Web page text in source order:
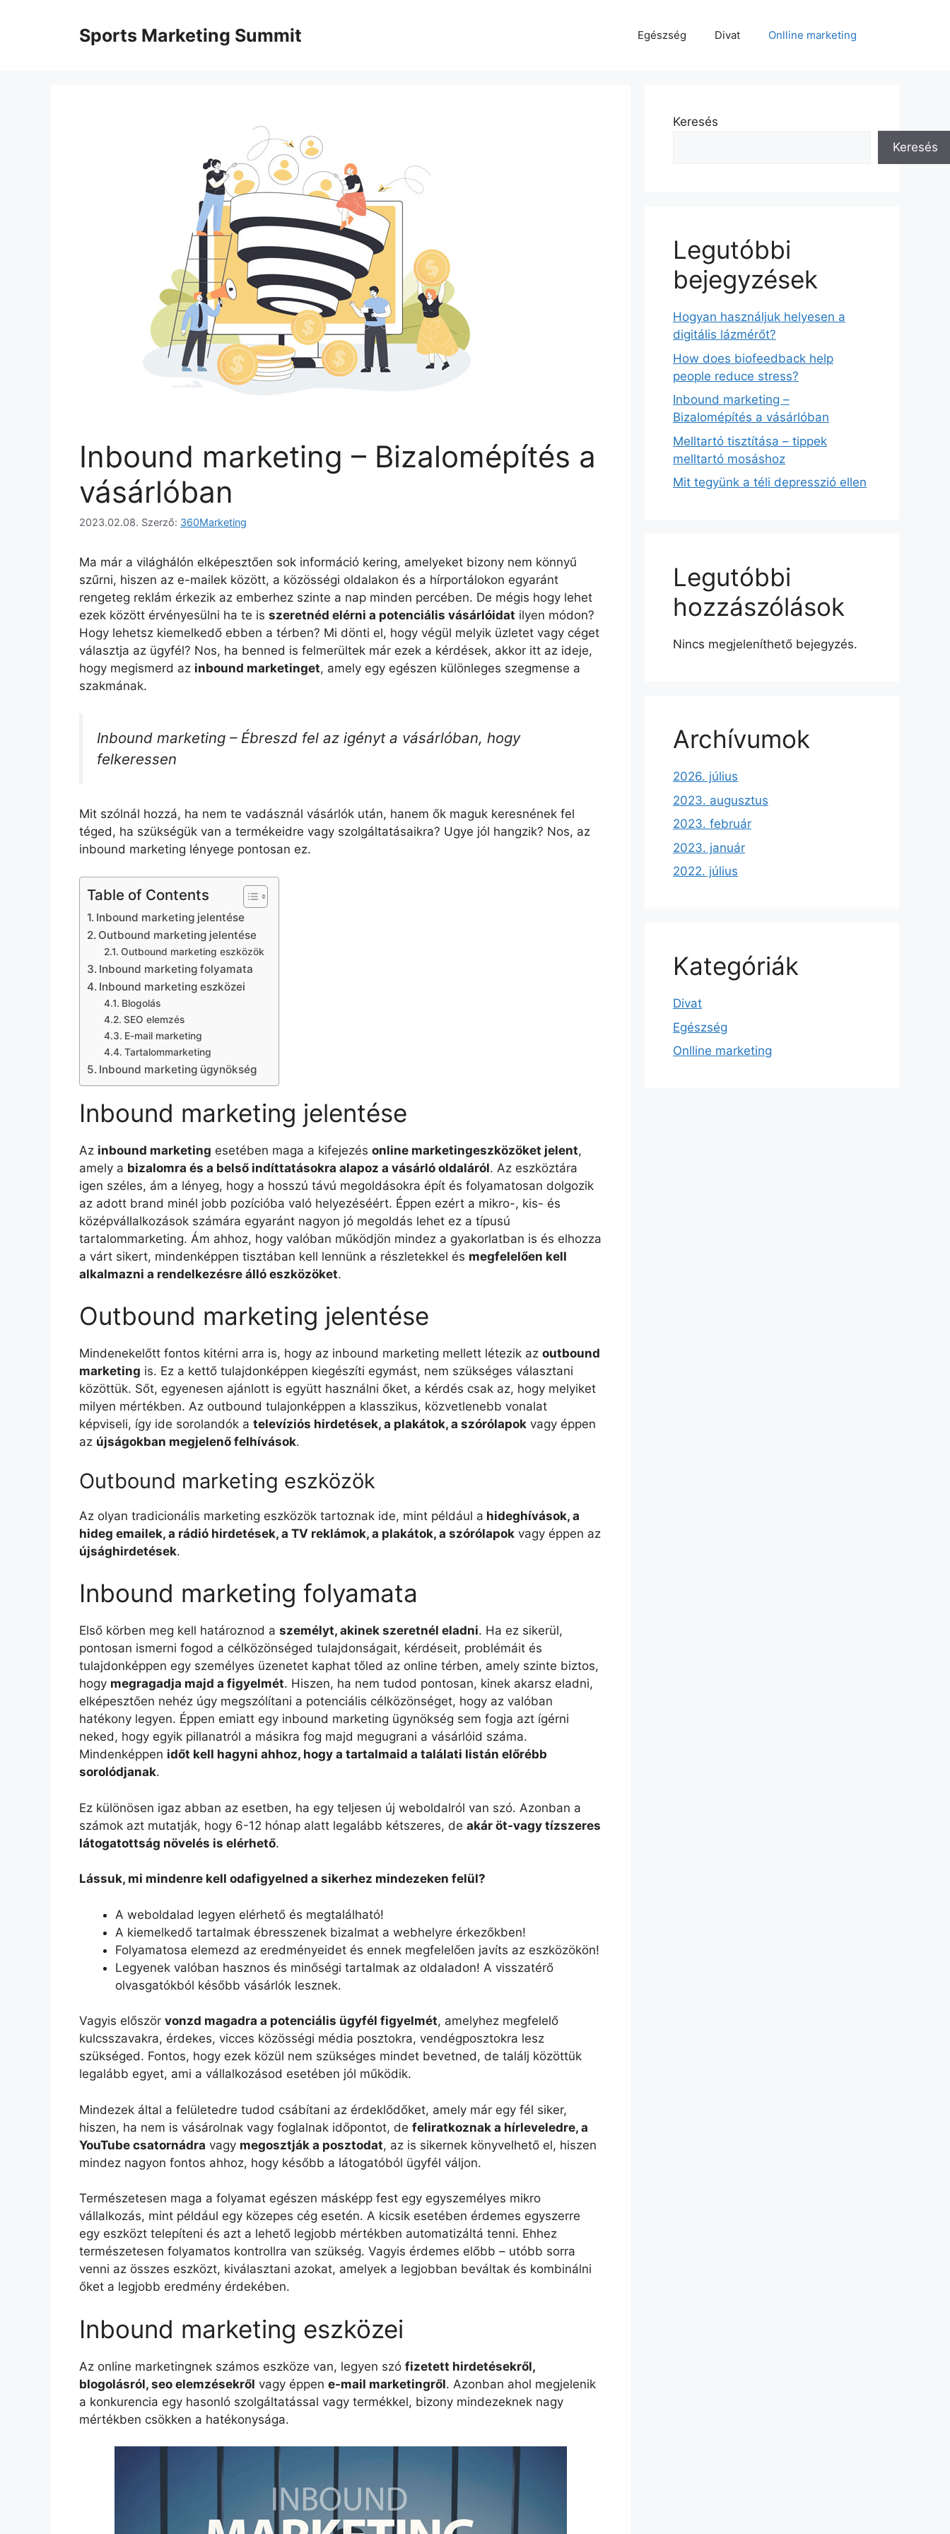
Sports Marketing Summit Egészség Divat Onlline marketing
Inbound marketing – Bizalomépítés a
vásárlóban
2023.02.08. Szerző: 360Marketing
Ma már a világhálón elképesztően sok információ kering, amelyeket bizony nem könnyű
szűrni, hiszen az e-mailek között, a közösségi oldalakon és a hírportálokon egyaránt
rengeteg reklám érkezik az emberhez szinte a nap minden percében. De mégis hogy lehet
ezek között érvényesülni ha te is szeretnéd elérni a potenciális vásárlóidat ilyen módon?
Hogy lehetsz kiemelkedő ebben a térben? Mi dönti el, hogy végül melyik üzletet vagy céget
választja az ügyfél? Nos, ha benned is felmerültek már ezek a kérdések, akkor itt az ideje,
hogy megismerd az inbound marketinget, amely egy egészen különleges szegmense a
szakmának.
Inbound marketing – Ébreszd fel az igényt a vásárlóban, hogy
felkeressen
Mit szólnál hozzá, ha nem te vadásznál vásárlók után, hanem ők maguk keresnének fel
téged, ha szükségük van a termékeidre vagy szolgáltatásaikra? Ugye jól hangzik? Nos, az
inbound marketing lényege pontosan ez.
Table of Contents
Inbound marketing jelentése
Outbound marketing jelentése
Outbound marketing eszközök
Inbound marketing folyamata
Inbound marketing eszközei
Blogolás
SEO elemzés
E-mail marketing
Tartalommarketing
Inbound marketing ügynökség
Inbound marketing jelentése
Az inbound marketing esetében maga a kifejezés online marketingeszközöket jelent,
amely a bizalomra és a belső indíttatásokra alapoz a vásárló oldaláról. Az eszköztára
igen széles, ám a lényeg, hogy a hosszú távú megoldásokra épít és folyamatosan dolgozik
az adott brand minél jobb pozícióba való helyezéséért. Éppen ezért a mikro-, kis- és
középvállalkozások számára egyaránt nagyon jó megoldás lehet ez a típusú
tartalommarketing. Ám ahhoz, hogy valóban működjön mindez a gyakorlatban is és elhozza
a várt sikert, mindenképpen tisztában kell lennünk a részletekkel és megfelelően kell
alkalmazni a rendelkezésre álló eszközöket.
Outbound marketing jelentése
Mindenekelőtt fontos kitérni arra is, hogy az inbound marketing mellett létezik az outbound
marketing is. Ez a kettő tulajdonképpen kiegészíti egymást, nem szükséges választani
közöttük. Sőt, egyenesen ajánlott is együtt használni őket, a kérdés csak az, hogy melyiket
milyen mértékben. Az outbound tulajonképpen a klasszikus, közvetlenebb vonalat
képviseli, így ide sorolandók a televíziós hirdetések, a plakátok, a szórólapok vagy éppen
az újságokban megjelenő felhívások.
Outbound marketing eszközök
Az olyan tradicionális marketing eszközök tartoznak ide, mint például a hideghívások, a
hideg emailek, a rádió hirdetések, a TV reklámok, a plakátok, a szórólapok vagy éppen az
újsághirdetések.
Inbound marketing folyamata
Első körben meg kell határoznod a személyt, akinek szeretnél eladni. Ha ez sikerül,
pontosan ismerni fogod a célközönséged tulajdonságait, kérdéseit, problémáit és
tulajdonképpen egy személyes üzenetet kaphat tőled az online térben, amely szinte biztos,
hogy megragadja majd a figyelmét. Hiszen, ha nem tudod pontosan, kinek akarsz eladni,
elképesztően nehéz úgy megszólítani a potenciális célközönséget, hogy az valóban
hatékony legyen. Éppen emiatt egy inbound marketing ügynökség sem fogja azt ígérni
neked, hogy egyik pillanatról a másikra fog majd megugrani a vásárlóid száma.
Mindenképpen időt kell hagyni ahhoz, hogy a tartalmaid a találati listán előrébb
sorolódjanak.
Ez különösen igaz abban az esetben, ha egy teljesen új weboldalról van szó. Azonban a
számok azt mutatják, hogy 6-12 hónap alatt legalább kétszeres, de akár öt-vagy tízszeres
látogatottság növelés is elérhető.
Lássuk, mi mindenre kell odafigyelned a sikerhez mindezeken felül?
A weboldalad legyen elérhető és megtalálható!
A kiemelkedő tartalmak ébresszenek bizalmat a webhelyre érkezőkben!
Folyamatosa elemezd az eredményeidet és ennek megfelelően javíts az eszközökön!
Legyenek valóban hasznos és minőségi tartalmak az oldaladon! A visszatérő
olvasgatókból később vásárlók lesznek.
Vagyis először vonzd magadra a potenciális ügyfél figyelmét, amelyhez megfelelő
kulcsszavakra, érdekes, vicces közösségi média posztokra, vendégposztokra lesz
szükséged. Fontos, hogy ezek közül nem szükséges mindet bevetned, de találj közöttük
legalább egyet, ami a vállalkozásod esetében jól működik.
Mindezek által a felületedre tudod csábítani az érdeklődőket, amely már egy fél siker,
hiszen, ha nem is vásárolnak vagy foglalnak időpontot, de feliratkoznak a hírleveledre, a
YouTube csatornádra vagy megosztják a posztodat, az is sikernek könyvelhető el, hiszen
mindez nagyon fontos ahhoz, hogy később a látogatóból ügyfél váljon.
Természetesen maga a folyamat egészen másképp fest egy egyszemélyes mikro
vállalkozás, mint például egy közepes cég esetén. A kicsik esetében érdemes egyszerre
egy eszközt telepíteni és azt a lehető legjobb mértékben automatizáltá tenni. Ehhez
természetesen folyamatos kontrollra van szükség. Vagyis érdemes előbb – utóbb sorra
venni az összes eszközt, kiválasztani azokat, amelyek a legjobban beváltak és kombinálni
őket a legjobb eredmény érdekében.
Inbound marketing eszközei
Az online marketingnek számos eszköze van, legyen szó fizetett hirdetésekről,
blogolásról, seo elemzésekről vagy éppen e-mail marketingről. Azonban ahol megjelenik
a konkurencia egy hasonló szolgáltatással vagy termékkel, bizony mindezeknek nagy
mértékben csökken a hatékonysága.
Keresés
Keresés
Legutóbbi
bejegyzések
Hogyan használjuk helyesen a
digitális lázmérőt?
How does biofeedback help
people reduce stress?
Inbound marketing –
Bizalomépítés a vásárlóban
Melltartó tisztítása – tippek
melltartó mosáshoz
Mit tegyünk a téli depresszió ellen
Legutóbbi
hozzászólások
Nincs megjeleníthető bejegyzés.
Archívumok
2026. július
2023. augusztus
2023. február
2023. január
2022. július
Kategóriák
Divat
Egészség
Onlline marketing